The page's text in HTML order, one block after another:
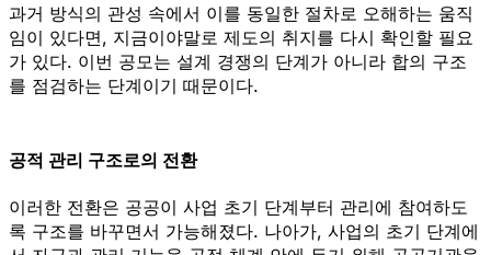
과거 방식의 관성 속에서 이를 동일한 절차로 오해하는 움직
임이 있다면, 지금이야말로 제도의 취지를 다시 확인할 필요
가 있다. 이번 공모는 설계 경쟁의 단계가 아니라 합의 구조
를 점검하는 단계이기 때문이다.
공적 관리 구조로의 전환
이러한 전환은 공공이 사업 초기 단계부터 관리에 참여하도
록 구조를 바꾸면서 가능해졌다. 나아가, 사업의 초기 단계에